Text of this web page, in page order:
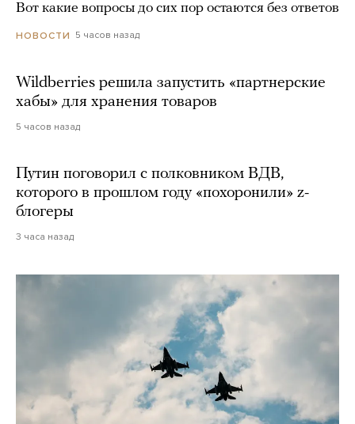
Вот какие вопросы до сих пор остаются без ответов
НОВОСТИ 5 часов назад
Wildberries решила запустить «партнерские
хабы» для хранения товаров
5 часов назад
Путин поговорил с полковником ВДВ,
которого в прошлом году «похоронили» z-
блогеры
3 часа назад